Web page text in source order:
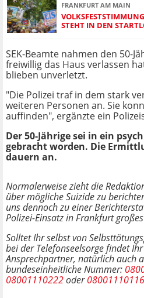
FRANKFURT AM MAIN
STEHT IN DEN
SEK-Beamte nahmen den 50-
freiwillig das Haus verlassen
blieben unverletzt.
"Die Polizei traf in dem stark
weiteren Personen an. Sie
auffinden", ergänzte ein
Der 50-Jährige sei in ein
gebracht worden. Die
dauern an.
Normalerweise zieht die
über mögliche Suizide zu
uns dennoch zu einer
Polizei-Einsatz in Frankfurt
Solltet Ihr selbst von
bei der Telefonseelsorge findet
Ansprechpartner, natürlich auch
bundeseinheitliche Nummer:
08001110222oder